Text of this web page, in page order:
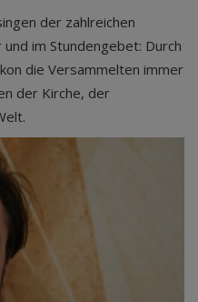
der zahlreichen
im Stundengebet: Durch
die Versammelten immer
der Kirche, der